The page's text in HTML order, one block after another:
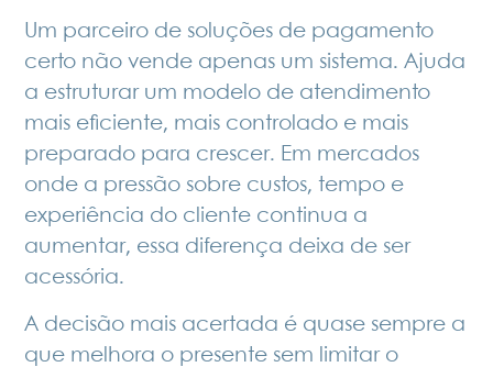
Um parceiro de soluções de pagamento
certo não vende apenas um sistema. Ajuda
a estruturar um modelo de atendimento
mais eficiente, mais controlado e mais
preparado para crescer. Em mercados
onde a pressão sobre custos, tempo e
experiência do cliente continua a
aumentar, essa diferença deixa de ser
acessória.
A decisão mais acertada é quase sempre a
que melhora o presente sem limitar o